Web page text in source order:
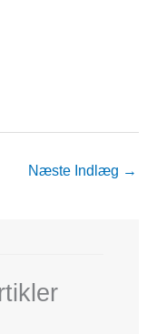
Næste Indlæg →